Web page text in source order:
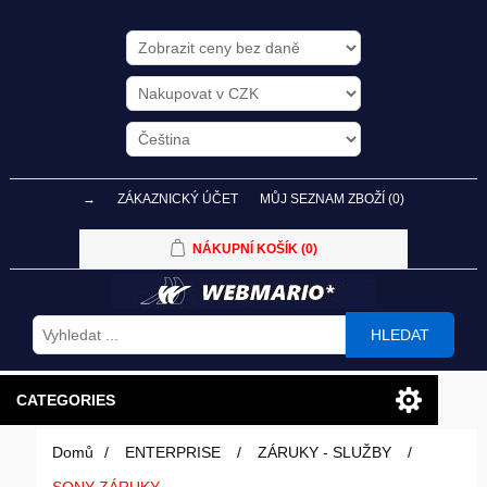
→ ZÁKAZNICKÝ ÚČET MŮJ SEZNAM ZBOŽÍ (0)
NÁKUPNÍ KOŠÍK (0)
HLEDAT
CATEGORIES
PC SESTAVY
Domů / ENTERPRISE / ZÁRUKY - SLUŽBY
/